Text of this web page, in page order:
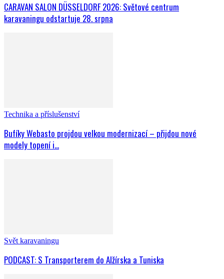
CARAVAN SALON DÜSSELDORF 2026: Světové centrum
karavaningu odstartuje 28. srpna
Technika a příslušenství
Bufíky Webasto projdou velkou modernizací – přijdou nové
modely topení i...
Svět karavaningu
PODCAST: S Transporterem do Alžírska a Tuniska